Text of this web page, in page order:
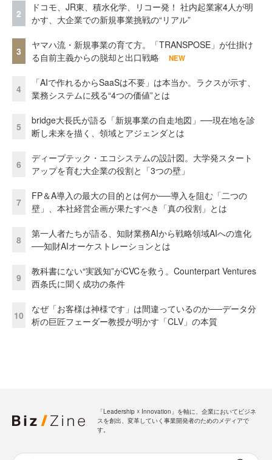
2
ドコモ、JR東、積水化学、リコー発！ 社内起業家4人が明
かす、大企業での新規事業挑戦の“リアル”
3
ヤマハ流・新規事業の育て方。「TRANSPOSE」が仕掛け
る自前主義からの脱却と出口戦略
NEW
4
「AIで作れるからSaaSは不要」は本当か。ラクスが示す、
業務システムに残る“4つの価値”とは
5
bridge大長氏が語る「新規事業の自走地図」──現在地を診
断し未来を描く、領域とアジェンダとは
6
ディープテック・エコシステムの設計図。大学発スタート
アップを育む大企業の役割と「3つの壁」
7
FP＆A導入の最大の目的とは何か──導入を阻む「二つの
壁」、本社経営企画が果たすべき「真の役割」とは
8
第一人者たちが語る、知財業務AIから戦略領域AIへの進化
──知財AIオーケストレーションとは
9
教科書にない“実践知”がCVCを救う。Counterpart Ventures
西条氏に聞く成功の条件
10
なぜ「お客様は神様です」は間違っているのか──データ分
析の巨匠フェーダー教授が明かす「CLV」の本質
「Leadership ☓ Innovation」を軸に、企業においてビジネ
スを創出、変革していく事業開発者のためのメディアで
す。